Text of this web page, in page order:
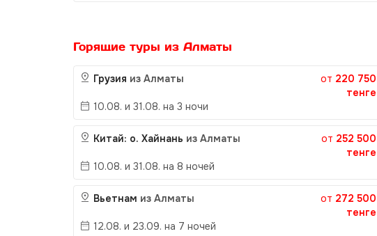
Горящие туры из Алматы
Грузия из Алматы от 220 750
тенге
10.08. и 31.08. на 3 ночи
Китай: о. Хайнань из Алматы от 252 500
тенге
10.08. и 31.08. на 8 ночей
Вьетнам из Алматы от 272 500
тенге
12.08. и 23.09. на 7 ночей